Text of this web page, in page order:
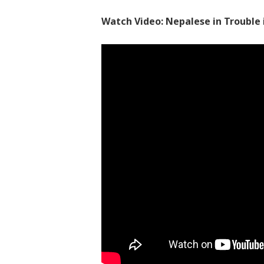
Watch Video: Nepalese in Trouble